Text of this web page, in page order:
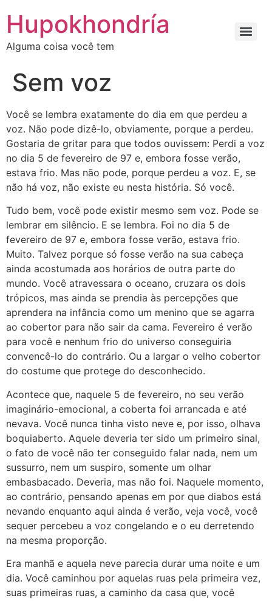
para
conteúdo
Hupokhondría
Alguma coisa você tem
Sem voz
Você se lembra exatamente do dia em que perdeu a
voz. Não pode dizê-lo, obviamente, porque a perdeu.
Gostaria de gritar para que todos ouvissem: Perdi a voz
no dia 5 de fevereiro de 97 e, embora fosse verão,
estava frio. Mas não pode, porque perdeu a voz. E, se
não há voz, não existe eu nesta história. Só você.
Tudo bem, você pode existir mesmo sem voz. Pode se
lembrar em silêncio. E se lembra. Foi no dia 5 de
fevereiro de 97 e, embora fosse verão, estava frio.
Muito. Talvez porque só fosse verão na sua cabeça
ainda acostumada aos horários de outra parte do
mundo. Você atravessara o oceano, cruzara os dois
trópicos, mas ainda se prendia às percepções que
aprendera na infância como um menino que se agarra
ao cobertor para não sair da cama. Fevereiro é verão
para você e nenhum frio do universo conseguiria
convencê-lo do contrário. Ou a largar o velho cobertor
do costume que protege do desconhecido.
Acontece que, naquele 5 de fevereiro, no seu verão
imaginário-emocional, a coberta foi arrancada e até
nevava. Você nunca tinha visto neve e, por isso, olhava
boquiaberto. Aquele deveria ter sido um primeiro sinal,
o fato de você não ter conseguido falar nada, nem um
sussurro, nem um suspiro, somente um olhar
embasbacado. Deveria, mas não foi. Naquele momento,
ao contrário, pensando apenas em por que diabos está
nevando enquanto aqui ainda é verão, veja você, você
sequer percebeu a voz congelando e o eu derretendo
na mesma proporção.
Era manhã e aquela neve parecia durar uma noite e um
dia. Você caminhou por aquelas ruas pela primeira vez,
suas primeiras ruas, a caminho da casa que, você